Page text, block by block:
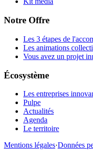
Notre Offre
Les 3 étapes de
Les animations
Vous avez un projet
Écosystème
Les entreprises
Pulpe
Actualités
Agenda
Le territoire
Mentions légales·Données